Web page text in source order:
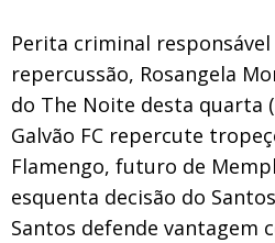
Perita criminal
repercussão, Rosangela
do The Noite desta quarta
Galvão FC repercute
Flamengo, futuro de
esquenta decisão do
Santos defende vantagem